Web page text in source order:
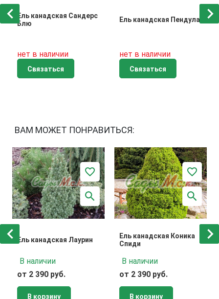
Ель канадская Сандерс
Блю
нет в наличии
Связаться
Ель канадская Пендула
нет в наличии
Связаться
ВАМ МОЖЕТ ПОНРАВИТЬСЯ:
Ель канадская Лаурин
В наличии
от 2 390 руб.
В корзину
Ель канадская Коника
Спиди
В наличии
от 2 390 руб.
В корзину